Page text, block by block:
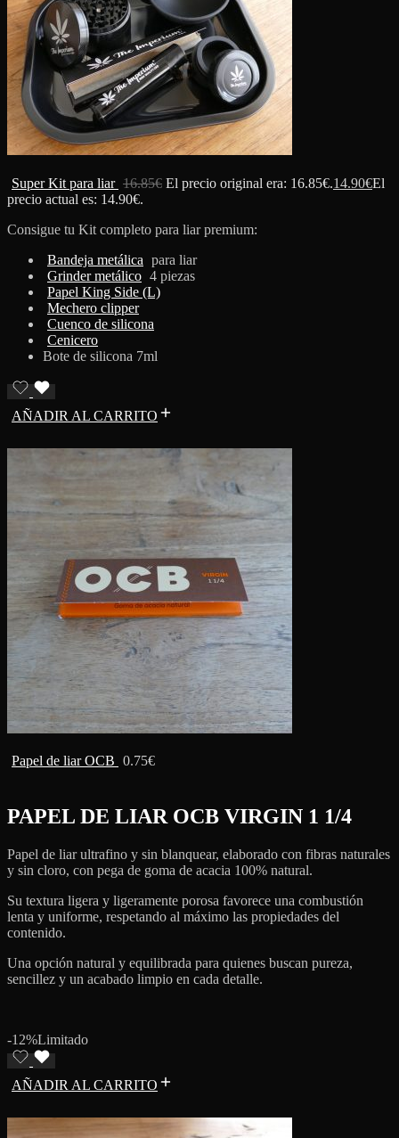
Super Kit para liar 16.85€ El precio original era: 16.85€.14.90€El
precio actual es: 14.90€.
Consigue tu Kit completo para liar premium:
Bandeja metálica para liar
Grinder metálico 4 piezas
Papel King Side (L)
Mechero clipper
Cuenco de silicona
Cenicero
Bote de silicona 7ml
AÑADIR AL CARRITO
Papel de liar OCB 0.75€
PAPEL DE LIAR OCB VIRGIN 1 1/4
Papel de liar ultrafino y sin blanquear, elaborado con fibras naturales
y sin cloro, con pega de goma de acacia 100% natural.
Su textura ligera y ligeramente porosa favorece una combustión
lenta y uniforme, respetando al máximo las propiedades del
contenido.
Una opción natural y equilibrada para quienes buscan pureza,
sencillez y un acabado limpio en cada detalle.
-12%Limitado
AÑADIR AL CARRITO